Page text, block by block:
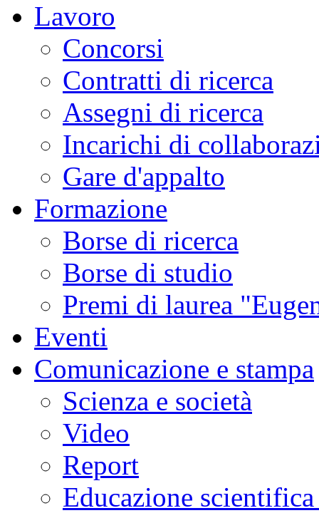
Lavoro
Concorsi
Contratti di ricerca
Assegni di ricerca
Incarichi di
Gare d'appalto
Formazione
Borse di ricerca
Borse di studio
Premi di laurea
Eventi
Comunicazione e stampa
Scienza e società
Video
Report
Educazione